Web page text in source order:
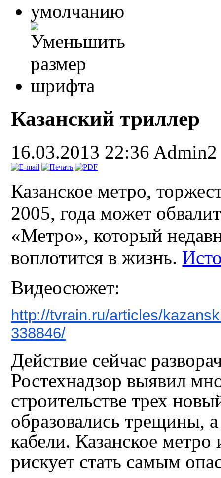
Казанский триллер
16.03.2013 22:36 Admin2
Казанское метро,
2005, года может
«Метро», который
воплотится в жизнь.
Видеосюжет:
http://tvrain.ru/articles/
338846/
Действие сейчас
Ростехнадзор выявил
строительстве трех
образовались трещины,
кабели. Казанское метро
рискует стать самым